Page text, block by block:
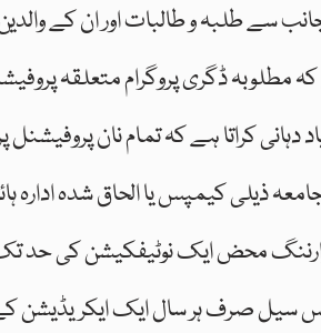
سے طلبہ و طالبات اور ان کے
مطلوبہ ڈگری پروگرام متعلقہ
کراتا ہے کہ تمام نان
ذیلی کیمپس یا الحاق شدہ ادارہ
محض ایک نوٹیفکیشن کی حد
سیل صرف ہر سال ایک ایکریڈیشن